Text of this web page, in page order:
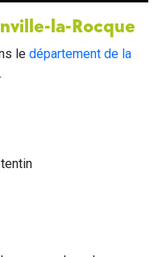
la-Rocque
le département de la
.